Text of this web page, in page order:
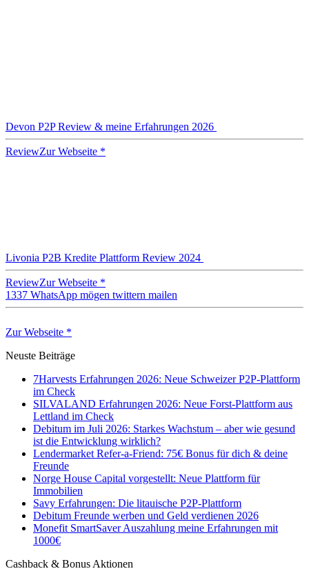
Devon P2P Review & meine Erfahrungen 2026
ReviewZur Webseite *
Livonia P2B Kredite Plattform Review 2024
ReviewZur Webseite *
1337 WhatsApp mögen twittern mailen
Zur Webseite *
Neuste Beiträge
7Harvests Erfahrungen 2026: Neue Schweizer P2P-Plattform
im Check
SILVALAND Erfahrungen 2026: Neue Forst-Plattform aus
Lettland im Check
Debitum im Juli 2026: Starkes Wachstum – aber wie gesund
ist die Entwicklung wirklich?
Lendermarket Refer-a-Friend: 75€ Bonus für dich & deine
Freunde
Norge House Capital vorgestellt: Neue Plattform für
Immobilien
Savy Erfahrungen: Die litauische P2P-Plattform
Debitum Freunde werben und Geld verdienen 2026
Monefit SmartSaver Auszahlung meine Erfahrungen mit
1000€
Cashback & Bonus Aktionen